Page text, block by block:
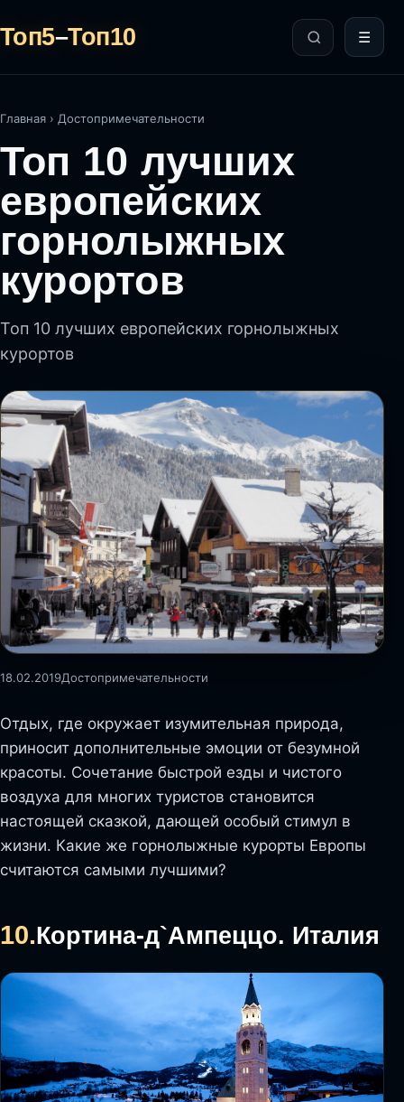
Топ5–Топ10 ☰
Главная › Достопримечательности
Топ 10 лучших
европейских
горнолыжных
курортов
Топ 10 лучших европейских горнолыжных
курортов
18.02.2019Достопримечательности
Отдых, где окружает изумительная природа,
приносит дополнительные эмоции от безумной
красоты. Сочетание быстрой езды и чистого
воздуха для многих туристов становится
настоящей сказкой, дающей особый стимул в
жизни. Какие же горнолыжные курорты Европы
считаются самыми лучшими?
10.Кортина-д`Ампеццо. Италия